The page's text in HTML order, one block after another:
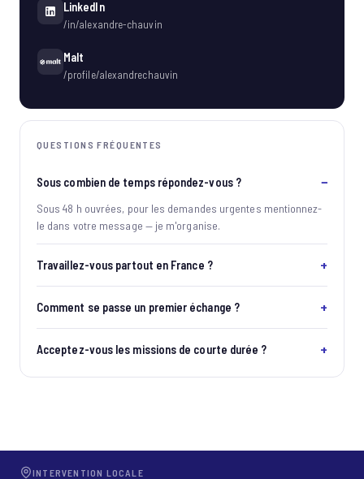
LinkedIn
/in/alexandre-chauvin
Malt
/profile/alexandrechauvin
QUESTIONS FRÉQUENTES
Sous combien de temps répondez-vous ?
Sous 48 h ouvrées, pour les demandes urgentes mentionnez-
le dans votre message — je m'organise.
Travaillez-vous partout en France ?
Comment se passe un premier échange ?
Acceptez-vous les missions de courte durée ?
INTERVENTION LOCALE